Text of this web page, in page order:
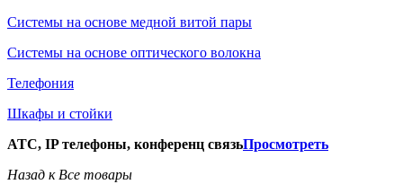
Системы на основе медной витой пары
Системы на основе оптического волокна
Телефония
Шкафы и стойки
АТС, IP телефоны, конференц связьПросмотреть
Назад к Все товары